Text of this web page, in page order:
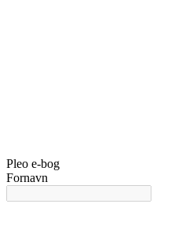
Pleo e-bog
Fornavn